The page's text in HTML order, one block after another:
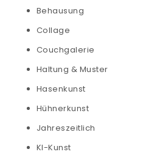
Behausung
Collage
Couchgalerie
Haltung & Muster
Hasenkunst
Hühnerkunst
Jahreszeitlich
KI-Kunst